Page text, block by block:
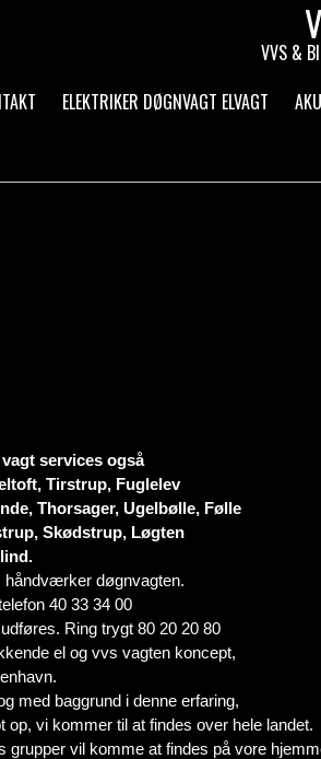
VVS &
ELEKTRIKER DØGNVAGT ELVAGT
services også
Tirstrup, Fuglelev
Thorsager, Ugelbølle, Følle
Skødstrup, Løgten
døgnvagten.
40 33 34 00
Ring trygt 80 20 20 80
el og vvs vagten koncept,
med baggrund i denne erfaring,
vi kommer til at findes over hele landet.
vil komme at findes på vore